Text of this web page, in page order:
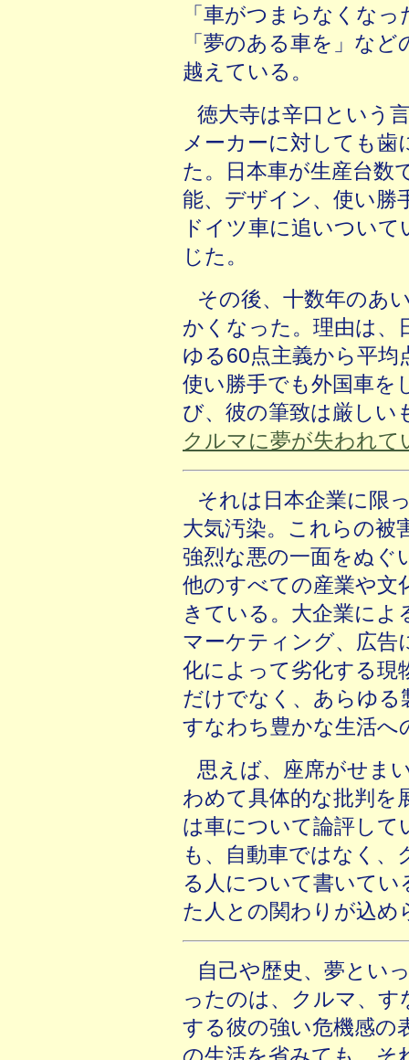
「車がつまらなくな
「夢のある車を」な
越えている。
徳大寺は辛口という
メーカーに対しても
た。日本車が生産台数
能、デザイン、使い勝
ドイツ車に追いつい
じた。
その後、十数年のあ
かくなった。理由は、
ゆる60点主義から平均
使い勝手でも外国車を
び、彼の筆致は厳しい
クルマに夢が失われて
それは日本企業に限
大気汚染。これらの被
強烈な悪の一面をぬぐ
他のすべての産業や文
きている。大企業によ
マーケティング、広告
化によって劣化する現
だけでなく、あらゆる
すなわち豊かな生活へ
思えば、座席がせま
わめて具体的な批判を
は車について論評し
も、自動車ではなく
る人について書いて
た人との関わりが込
自己や歴史、夢とい
ったのは、クルマ、
する彼の強い危機感の